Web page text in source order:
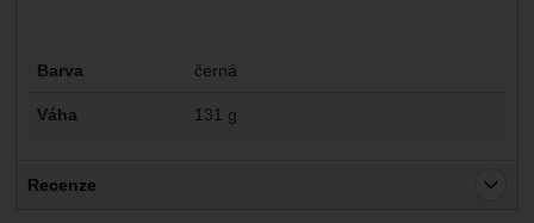
Parametry
Barva černá
Váha 131 g
Recenze